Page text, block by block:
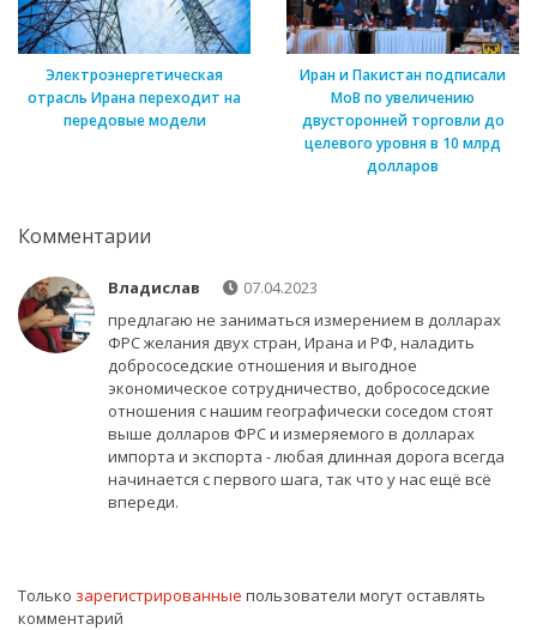
Электроэнергетическая
отрасль Ирана переходит на
передовые модели
Иран и Пакистан подписали
МоВ по увеличению
двусторонней торговли до
целевого уровня в 10 млрд
долларов
Комментарии
Владислав
07.04.2023
предлагаю не заниматься измерением в долларах
ФРС желания двух стран, Ирана и РФ, наладить
добрососедские отношения и выгодное
экономическое сотрудничество, добрососедские
отношения с нашим географически соседом стоят
выше долларов ФРС и измеряемого в долларах
импорта и экспорта - любая длинная дорога всегда
начинается с первого шага, так что у нас ещё всё
впереди.
Только зарегистрированные пользователи могут оставлять
комментарий